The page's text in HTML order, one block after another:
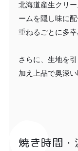
北海道産生クリ
ームを隠し味に
重ねるごとに多幸
さらに、生地を
加え上品で奥深い
焼き時間